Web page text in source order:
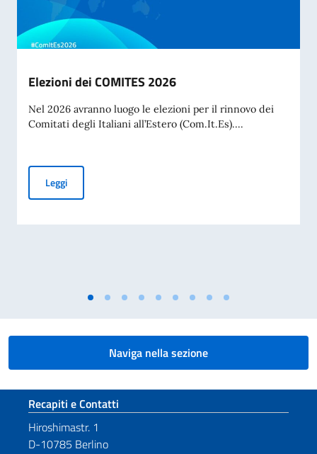
Elezioni dei COMITES 2026
Nel 2026 avranno luogo le elezioni per il rinnovo dei
Comitati degli Italiani all’Estero (Com.It.Es)....
LeggiElezioni dei COMITES 2026
Naviga nella sezione
Sezione footer
Recapiti e Contatti
Hiroshimastr. 1
D-10785 Berlino